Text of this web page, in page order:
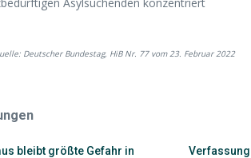
Deutscher Bundestag, HiB Nr. 77 vom 23. Februar 2022
bleibt größte Gefahr in